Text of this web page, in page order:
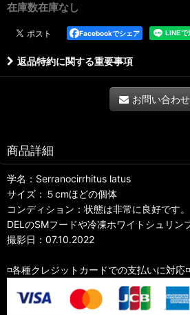
在庫数在庫なし
Facebookでシェア
返品特約に関する重要事項
お問い合わせ
商品詳細
学名：Serranocirrhitus latus
サイズ：５cmほどの個体
コンディション：状態は非常に良好です。
DELのSMフードや冷凍ホワイトシュリン
撮影日：07.10.2022
◽️各種クレジットカードでの支払いに対応◽️